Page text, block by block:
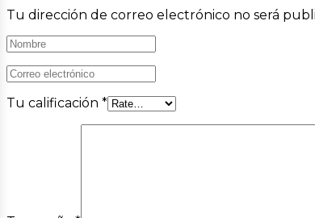
Tu dirección de correo electrónico no será
Tu calificación *